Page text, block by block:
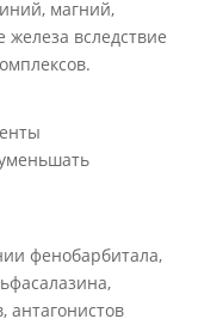
магний,
вследствие
фенобарбитала,
антагонистов